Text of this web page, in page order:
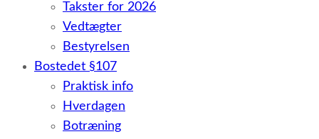
Takster for 2026
Vedtægter
Bestyrelsen
Bostedet §107
Praktisk info
Hverdagen
Botræning